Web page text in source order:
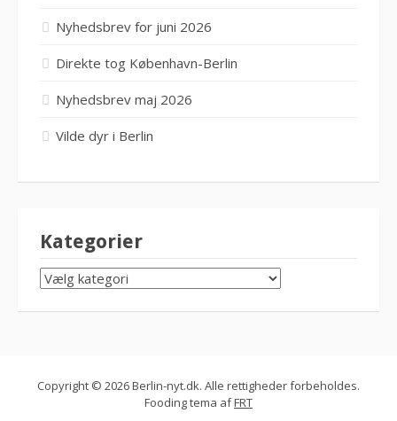
Nyhedsbrev for juni 2026
Direkte tog København-Berlin
Nyhedsbrev maj 2026
Vilde dyr i Berlin
Kategorier
KATEGORIER
Copyright © 2026 Berlin-nyt.dk. Alle rettigheder forbeholdes.
Fooding tema afFRT